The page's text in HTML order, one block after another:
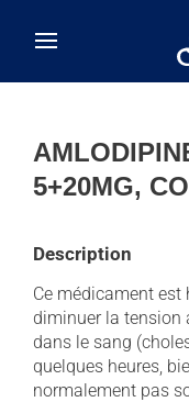
5+20MG,
Description
Ce médicament
diminuer la tension
dans le sang
quelques heures,
normalement pas